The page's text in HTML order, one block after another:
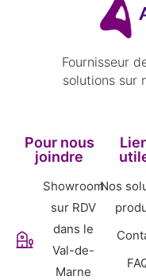
Fournisseur
solutions sur
Pour nous
joindre
Showroom
sur RDV
dans le
Val-de-
Marne
Nos